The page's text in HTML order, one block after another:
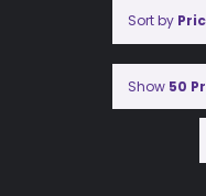
Sort by
Show 50